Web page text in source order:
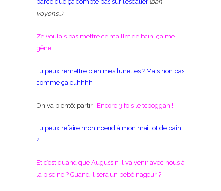
parce que ça compte pas sur l’escalier (bah
voyons…)
Ze voulais pas mettre ce maillot de bain, ça me
gêne.
Tu peux remettre bien mes lunettes ? Mais non pas
comme ça euhhhh !
On va bientôt partir. Encore 3 fois le toboggan !
Tu peux refaire mon noeud à mon maillot de bain
?
Et c’est quand que Augussin il va venir avec nous à
la piscine ? Quand il sera un bébé nageur ?